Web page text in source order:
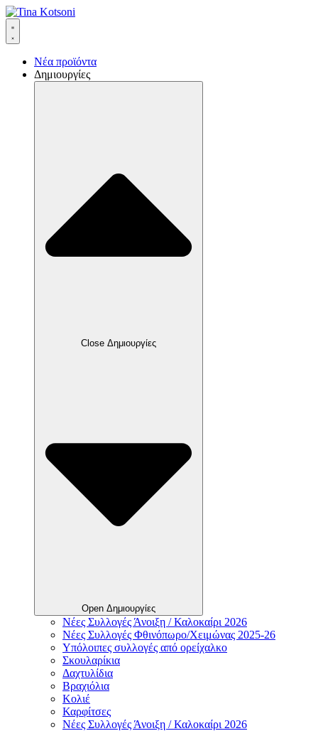
Νέα προϊόντα
Δημιουργίες
Close Δημιουργίες
Open Δημιουργίες
Νέες Συλλογές Άνοιξη / Καλοκαίρι 2026
Νέες Συλλογές Φθινόπωρο/Χειμώνας 2025-26
Υπόλοιπες συλλογές από ορείχαλκο
Σκουλαρίκια
Δαχτυλίδια
Βραχιόλια
Κολιέ
Καρφίτσες
Νέες Συλλογές Άνοιξη / Καλοκαίρι 2026